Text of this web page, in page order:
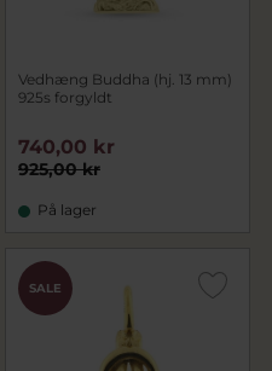
Vedhæng Buddha (hj. 13 mm)
925s forgyldt
925,00 kr
740,00 kr
På lager
SALE